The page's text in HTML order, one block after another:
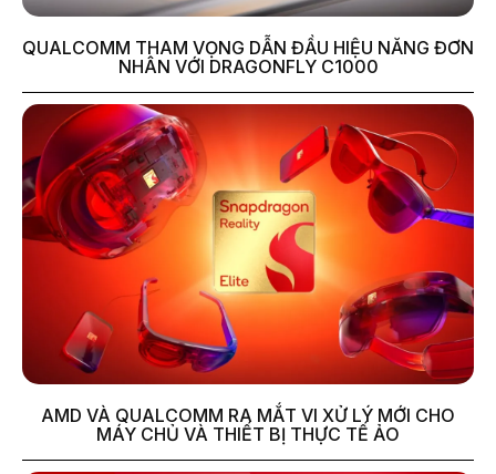
QUALCOMM THAM VỌNG DẪN ĐẦU HIỆU NĂNG ĐƠN
NHÂN VỚI DRAGONFLY C1000
AMD VÀ QUALCOMM RA MẮT VI XỬ LÝ MỚI CHO
MÁY CHỦ VÀ THIẾT BỊ THỰC TẾ ẢO